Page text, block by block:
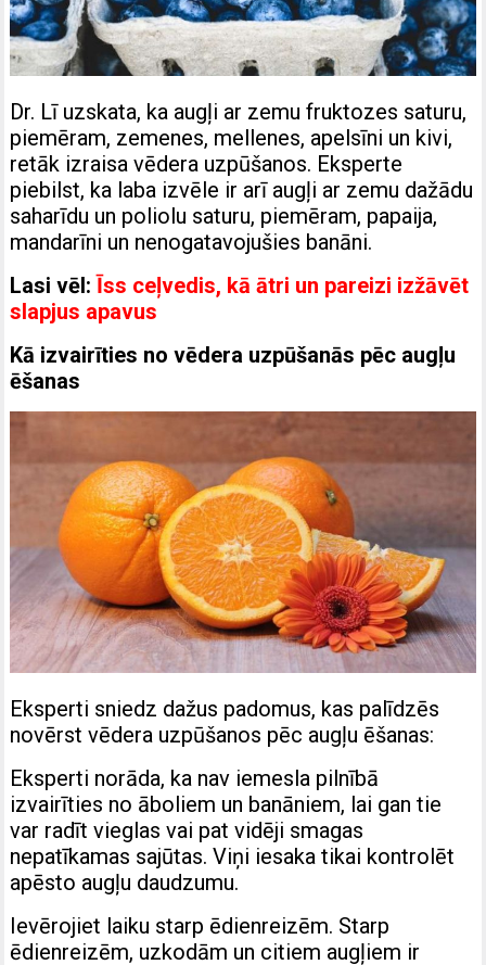
Dr. Lī uzskata, ka augļi ar zemu fruktozes saturu,
piemēram, zemenes, mellenes, apelsīni un kivi,
retāk izraisa vēdera uzpūšanos. Eksperte
piebilst, ka laba izvēle ir arī augļi ar zemu dažādu
saharīdu un poliolu saturu, piemēram, papaija,
mandarīni un nenogatavojušies banāni.
Lasi vēl:Īss ceļvedis, kā ātri un pareizi izžāvēt
slapjus apavus
Kā izvairīties no vēdera uzpūšanās pēc augļu
ēšanas
Eksperti sniedz dažus padomus, kas palīdzēs
novērst vēdera uzpūšanos pēc augļu ēšanas:
Eksperti norāda, ka nav iemesla pilnībā
izvairīties no āboliem un banāniem, lai gan tie
var radīt vieglas vai pat vidēji smagas
nepatīkamas sajūtas. Viņi iesaka tikai kontrolēt
apēsto augļu daudzumu.
Ievērojiet laiku starp ēdienreizēm. Starp
ēdienreizēm, uzkodām un citiem augļiem ir